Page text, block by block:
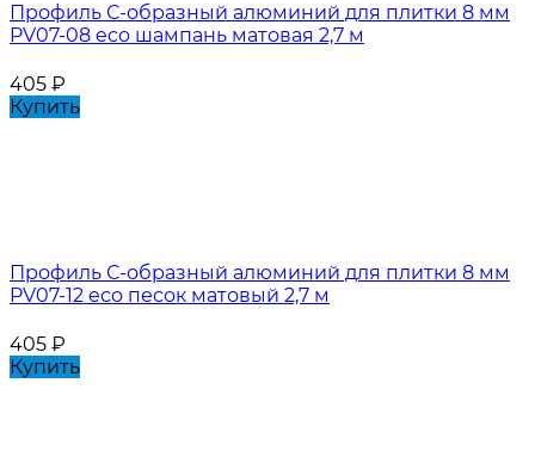
Профиль С-образный алюминий для плитки 8 мм
PV07-08 eco шампань матовая 2,7 м
405 ₽
Купить
Профиль С-образный алюминий для плитки 8 мм
PV07-12 eco песок матовый 2,7 м
405 ₽
Купить